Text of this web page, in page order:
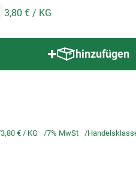
3,80 € / KG
hinzufügen
Produkt
3,80 € / KG 7% MwSt